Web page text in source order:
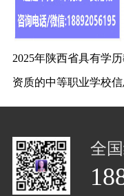
2025年陕西省具有学
资质的中等职业学校
全